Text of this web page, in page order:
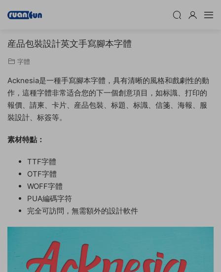
産品包裝設計英文手寫腳本字體
字體
Acknesia是一種手寫腳本字體，具有清晰的風格和戲劇性的動
作，這種字體非常适合您的下一個創意項目，如标識、打印的
報價、請柬、卡片、産品包裝、标題、标識、信箋、海報、服
裝設計、标簽等。
素材特點：
TTF字體
OTF字體
WOFF字體
PUA編碼字符
完全可訪問，無需額外的設計軟件